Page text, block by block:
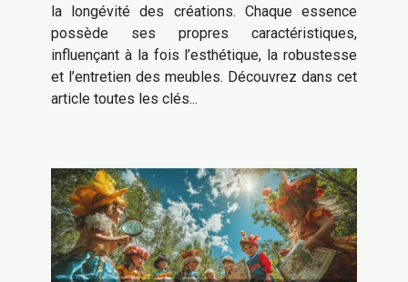
la longévité des créations. Chaque essence
possède ses propres caractéristiques,
influençant à la fois l’esthétique, la robustesse
et l’entretien des meubles. Découvrez dans cet
article toutes les clés...